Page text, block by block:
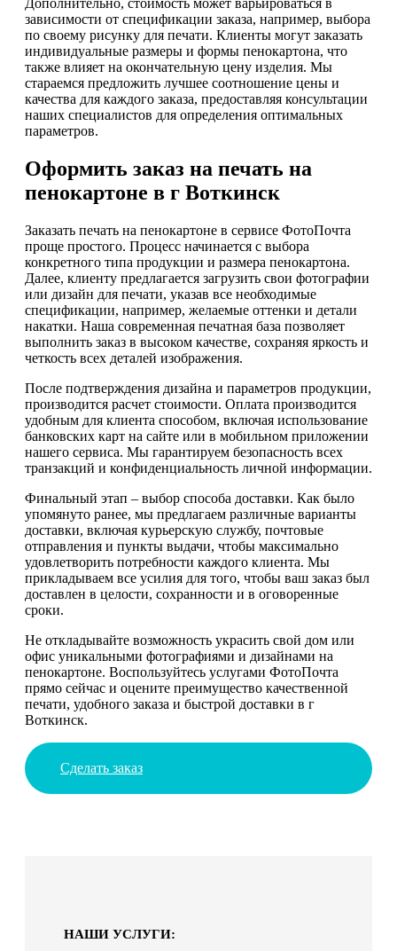
Дополнительно, стоимость может варьироваться в
зависимости от спецификации заказа, например, выбора
по своему рисунку для печати. Клиенты могут заказать
индивидуальные размеры и формы пенокартона, что
также влияет на окончательную цену изделия. Мы
стараемся предложить лучшее соотношение цены и
качества для каждого заказа, предоставляя консультации
наших специалистов для определения оптимальных
параметров.
Оформить заказ на печать на
пенокартоне в г Воткинск
Заказать печать на пенокартоне в сервисе ФотоПочта
проще простого. Процесс начинается с выбора
конкретного типа продукции и размера пенокартона.
Далее, клиенту предлагается загрузить свои фотографии
или дизайн для печати, указав все необходимые
спецификации, например, желаемые оттенки и детали
накатки. Наша современная печатная база позволяет
выполнить заказ в высоком качестве, сохраняя яркость и
четкость всех деталей изображения.
После подтверждения дизайна и параметров продукции,
производится расчет стоимости. Оплата производится
удобным для клиента способом, включая использование
банковских карт на сайте или в мобильном приложении
нашего сервиса. Мы гарантируем безопасность всех
транзакций и конфиденциальность личной информации.
Финальный этап – выбор способа доставки. Как было
упомянуто ранее, мы предлагаем различные варианты
доставки, включая курьерскую службу, почтовые
отправления и пункты выдачи, чтобы максимально
удовлетворить потребности каждого клиента. Мы
прикладываем все усилия для того, чтобы ваш заказ был
доставлен в целости, сохранности и в оговоренные
сроки.
Не откладывайте возможность украсить свой дом или
офис уникальными фотографиями и дизайнами на
пенокартоне. Воспользуйтесь услугами ФотоПочта
прямо сейчас и оцените преимущество качественной
печати, удобного заказа и быстрой доставки в г
Воткинск.
Сделать заказ
НАШИ УСЛУГИ: